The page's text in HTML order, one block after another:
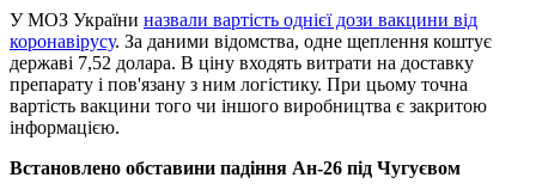
У МОЗ України назвали вартість однієї дози вакцини від
коронавірусу. За даними відомства, одне щеплення коштує
державі 7,52 долара. В ціну входять витрати на доставку
препарату і пов'язану з ним логістику. При цьому точна
вартість вакцини того чи іншого виробництва є закритою
інформацією.
Встановлено обставини падіння Ан-26 під Чугуєвом